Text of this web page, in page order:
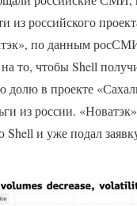
из российского
по данным
на то, чтобы Shell
долю в проекте
из россии.
и уже подал